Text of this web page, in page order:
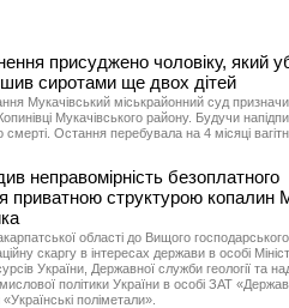
присуджено чоловіку, який
сиротами ще двох дітей
Мукачівський міськрайонний суд
Мукачівського району. Будучи
Остання перебувала на 4 місяці
неправомірність безоплатного
приватною структурою копалин
області до Вищого
скаргу в інтересах держави в особі
України, Державної служби геології та
політики України в особі ЗАТ
поліметали».